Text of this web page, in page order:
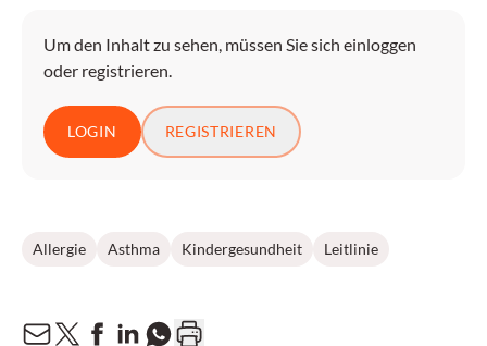
Um den Inhalt zu sehen, müssen Sie sich einloggen
oder registrieren.
LOGIN REGISTRIEREN
Allergie Asthma Kindergesundheit Leitlinie